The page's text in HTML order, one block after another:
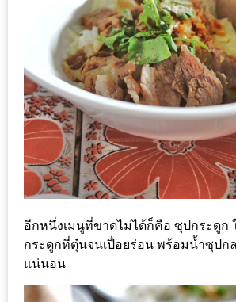
ส่วน
ตัว
ประกาศ
ผล
ผู้
โชค
ดี
กับ
น้า
อ้วน
ครั้ง
1
อีกหนึ่งเมนูที่ขาดไม่ได้ก็คือ ซุปกระดูก
กระดูกที่ตุ๋นจนเปื่อยร่อน พร้อมน้ำซุป
แน่นอน